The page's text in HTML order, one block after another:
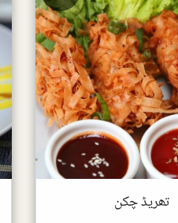
تھریڈ چکن